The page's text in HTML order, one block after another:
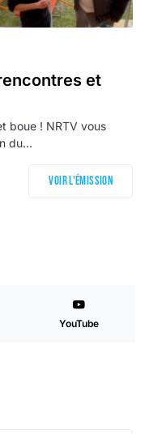
et
boue ! NRTV vous
du…
Voir l'émission
YouTube